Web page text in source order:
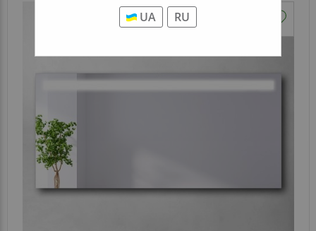
UA RU